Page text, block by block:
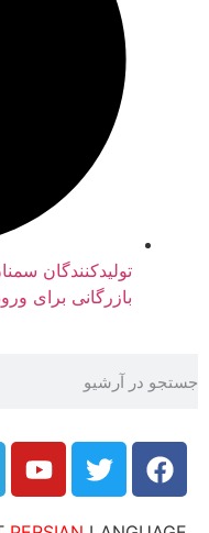
تولیدکنندگان سمنان زیر
بازرگانی برای ورود جدی